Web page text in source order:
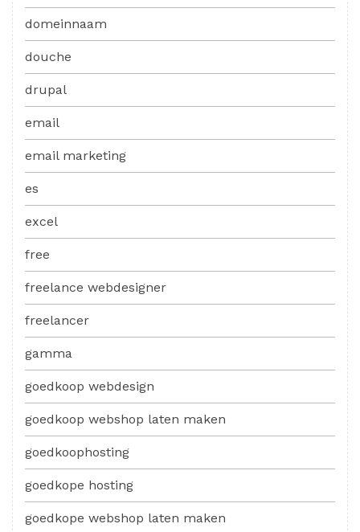
domeinnaam
douche
drupal
email
email marketing
es
excel
free
freelance webdesigner
freelancer
gamma
goedkoop webdesign
goedkoop webshop laten maken
goedkoophosting
goedkope hosting
goedkope webshop laten maken